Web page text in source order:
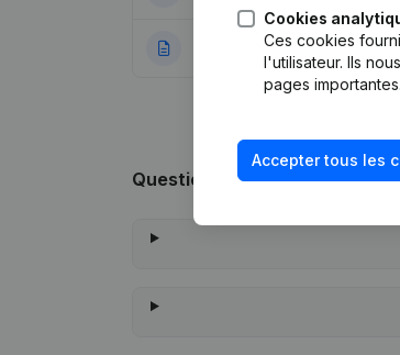
06-04-2017
Questions fréquemment
Cookies
Ces cookies
l'utilisateur. Ils
pages
Accepter tous les